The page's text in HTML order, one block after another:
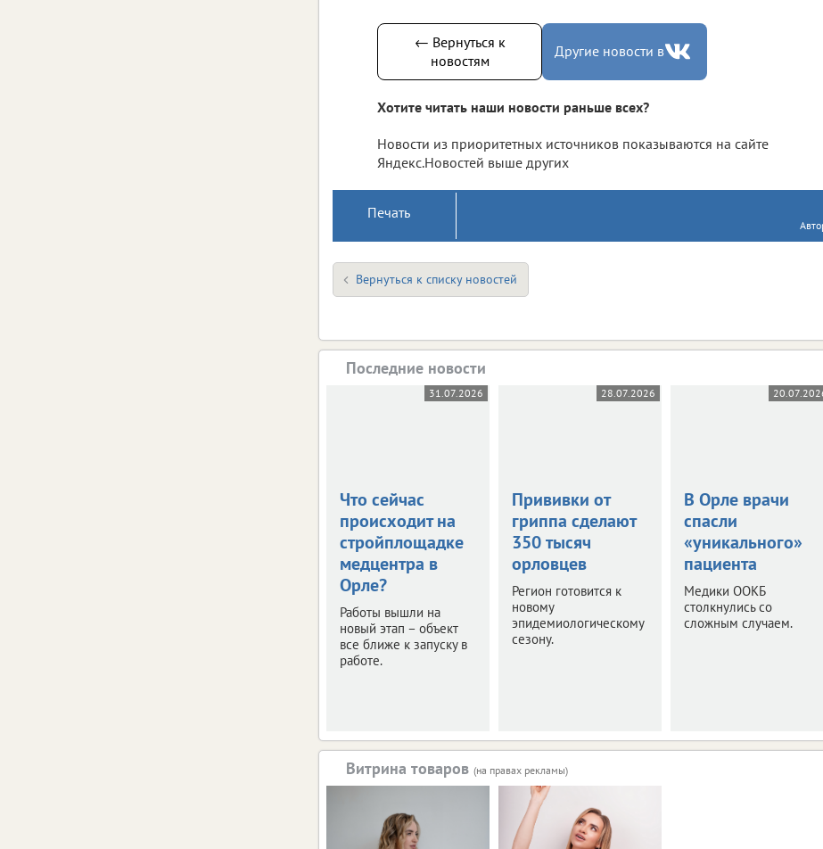
← Вернуться к
новостям
Другие новости в
Хотите читать наши новости раньше всех?
Новости из приоритетных источников показываются на сайте
Яндекс.Новостей выше других
Печать
Вернуться к списку новостей
Последние новости
31.07.2026
Что сейчас
происходит на
стройплощадке
медцентра в
Орле?
Работы вышли на
новый этап – объект
все ближе к запуску в
работе.
28.07.2026
Прививки от
гриппа сделают
350 тысяч
орловцев
Регион готовится к
новому
эпидемиологическому
сезону.
В Орле врачи
спасли
«уникального»
пациента
Медики ООКБ
столкнулись со
сложным случаем.
Витрина товаров (на правах рекламы)